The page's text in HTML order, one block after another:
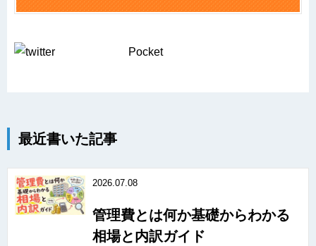
Pocket
最近書いた記事
2026.07.08
管理費とは何か基礎からわかる
相場と内訳ガイド